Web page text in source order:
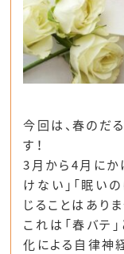
今回は、春のだ
す！
3月から4月にか
けない」「眠い
じることはあり
これは 「春バテ」
化による自律神